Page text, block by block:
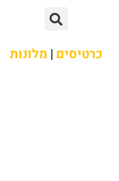
כרטיסים | מלונות